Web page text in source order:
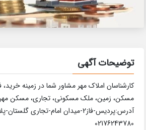
توضیحات آگهی
کارشناسان املاک مهر مشاور شما در زمینه
مسکن، زمین، ملک مسکونی، تجاری، مسکن
آدرس:پردیس-فاز2-میدان امام-تجاری گلستان-پلاک 69
02176243780